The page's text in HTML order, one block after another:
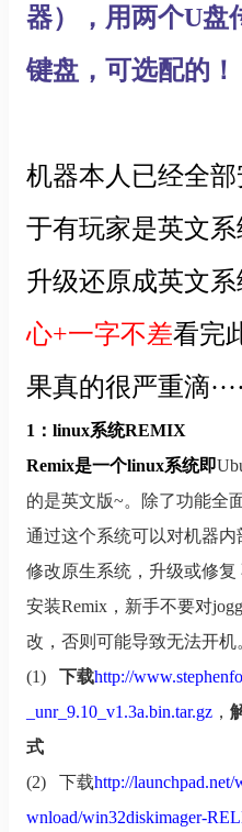
器），用两个U盘
键盘，可选配的！
机器本人已经全
于有玩家是英文
升级还原成英文
心+一字不差看完
果真的很严重滴····
1：linux系统REMIX
Remix是一个linux系统即
的是英文版~。除了功能全
通过这个系统可以对机器内
修改原生系统，升级或修
安装Remix，新手不要对
改，否则可能导致无法开机
(1) 下载http://
_unr_9.10_v1.3a.bin.tar.gz ，
式
(2) 下载http://
wnload/win32diskimager-